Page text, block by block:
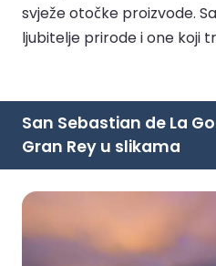
svježe otočke proizvode.
ljubitelje prirode i one koji
San Sebastian de La
Gran Rey u slikama